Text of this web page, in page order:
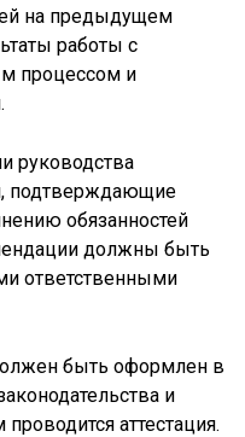
на предыдущем
работы с
процессом и
руководства
подтверждающие
обязанностей
должны быть
ответственными
быть оформлен в
и
аттестация.